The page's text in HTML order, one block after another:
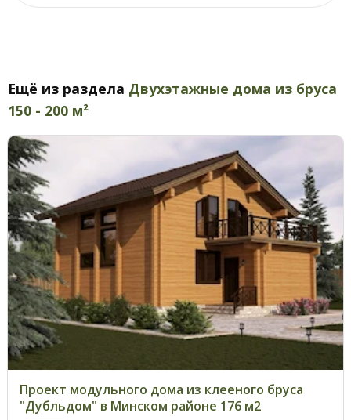
Ещё из раздела Двухэтажные дома из бруса
150 - 200 м²
Проект модульного дома из клееного бруса
"Дубльдом" в Минском районе 176 м2